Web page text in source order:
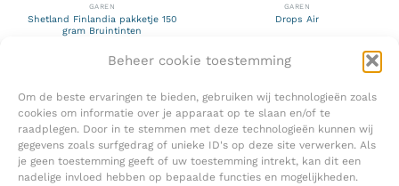
Beheer cookie toestemming
Om de beste ervaringen te bieden, gebruiken wij technologieën zoals
cookies om informatie over je apparaat op te slaan en/of te
raadplegen. Door in te stemmen met deze technologieën kunnen wij
gegevens zoals surfgedrag of unieke ID's op deze site verwerken. Als
je geen toestemming geeft of uw toestemming intrekt, kan dit een
nadelige invloed hebben op bepaalde functies en mogelijkheden.
GAREN
Shetland Finlandia pakketje 150
gram Bruintinten
GAREN
Drops Air